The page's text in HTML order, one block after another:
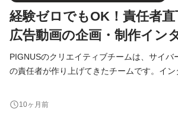
経験ゼロでもOK！責任者直
広告動画の企画・制作イン
PIGNUSのクリエイティブチームは、サイバ
の責任者が作り上げてきたチームです。イン
ます。 ■業務内容 ①動画制作 TikTok・YouTube・Instagramなど
に配信する動画広告の制作を担当してもら
10ヶ月前